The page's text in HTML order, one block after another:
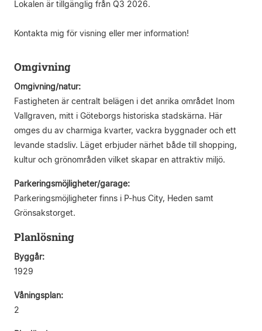
Lokalen är tillgänglig från Q3 2026.
Kontakta mig för visning eller mer information!
Omgivning
Omgivning/natur:
Fastigheten är centralt belägen i det anrika området Inom
Vallgraven, mitt i Göteborgs historiska stadskärna. Här
omges du av charmiga kvarter, vackra byggnader och ett
levande stadsliv. Läget erbjuder närhet både till shopping,
kultur och grönområden vilket skapar en attraktiv miljö.
Parkeringsmöjligheter/garage:
Parkeringsmöjligheter finns i P-hus City, Heden samt
Grönsakstorget.
Planlösning
Byggår:
1929
Våningsplan:
2